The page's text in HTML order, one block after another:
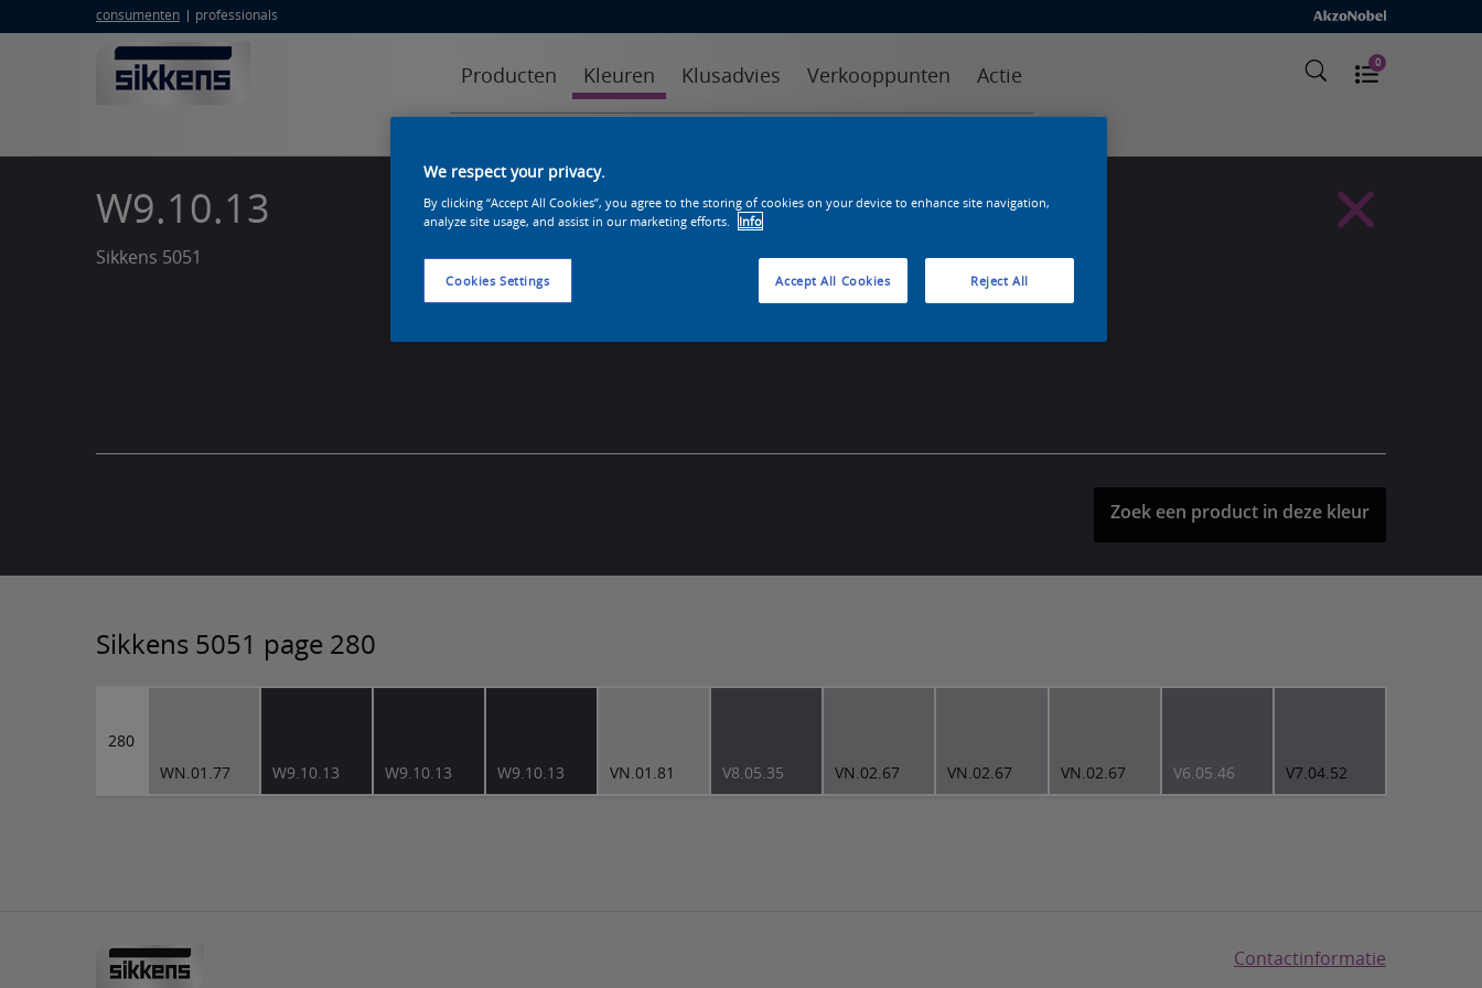
consumenten professionals
Producten Kleuren Klusadvies Verkooppunten Actie 0
W9.10.13
Sikkens 5051
Zoek een product in deze kleur
Sikkens 5051 page 280
280
WN.01.77
W9.10.13 W9.10.13 W9.10.13 VN.01.81 V8.05.35 VN.02.67 VN.02.67 VN.02.67 V6.05.46 V7.04.52
Contactinformatie
We respect your privacy.
By clicking “Accept All Cookies”, you agree to the storing of cookies on your device to enhance site navigation,
analyze site usage, and assist in our marketing efforts.
Info
Cookies Settings Reject All
Accept All Cookies